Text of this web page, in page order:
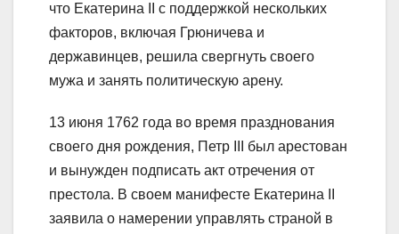
что Екатерина II с поддержкой нескольких
факторов, включая Грюничева и
державинцев, решила свергнуть своего
мужа и занять политическую арену.
13 июня 1762 года во время празднования
своего дня рождения, Петр III был арестован
и вынужден подписать акт отречения от
престола. В своем манифесте Екатерина II
заявила о намерении управлять страной в